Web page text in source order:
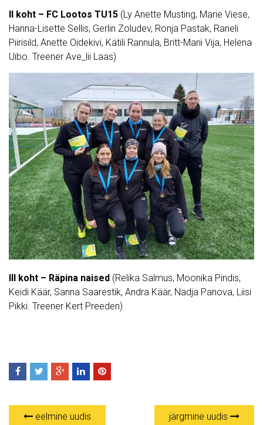
II koht – FC Lootos TU15 (Ly Anette Musting, Marie Viese,
Hanna-Lisette Sellis, Gerlin Zoludev, Ronja Pastak, Raneli
Piirisild, Anette Oidekivi, Kätili Rannula, Britt-Marii Vija, Helena
Uibo. Treener Ave_lii Laas)
III koht – Räpina naised (Relika Salmus, Moonika Pindis,
Keidi Käär, Sanna Saarestik, Andra Käär, Nadja Panova, Liisi
Pikki. Treener Kert Preeden)
eelmine uudis järgmine uudis